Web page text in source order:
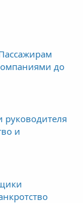
до
руководителя
и